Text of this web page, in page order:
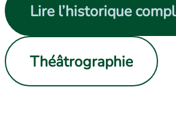
Lire l’historique
Théâtrographie